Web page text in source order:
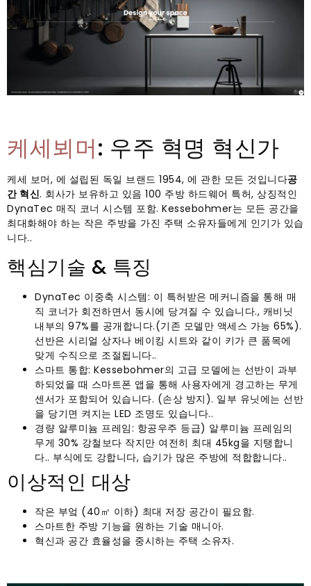
케세뵈머: 우주 혁명 혁신가
케세 보머, 에 설립된 독일 브랜드 1954, 에 관한 모든 것입니다공
간 혁신. 회사가 보유하고 있음 100 주방 하드웨어 특허, 상징적인
DynaTec 매직 코너 시스템 포함. Kessebohmer는 모든 공간을
최대화해야 하는 작은 주방을 가진 주택 소유자들에게 인기가 있습
니다..
핵심기술 & 특징
DynaTec 이중축 시스템: 이 특허받은 메커니즘을 통해 매
직 코너가 회전하면서 동시에 당겨질 수 있습니다., 캐비닛
내부의 97%를 공개합니다.(기존 모델만 액세스 가능 65%).
선반은 시리얼 상자나 베이킹 시트와 같이 키가 큰 품목에
맞게 수직으로 조절됩니다..
스마트 통합: Kessebohmer의 고급 모델에는 선반이 과부
하되었을 때 스마트폰 앱을 통해 사용자에게 경고하는 무게
센서가 포함되어 있습니다. (손상 방지). 일부 유닛에는 선반
을 당기면 켜지는 LED 조명도 있습니다..
경량 알루미늄 프레임: 항공우주 등급) 알루미늄 프레임의
무게 30% 강철보다 작지만 여전히 최대 45kg을 지탱합니
다.. 부식에도 강합니다, 습기가 많은 주방에 적합합니다..
이상적인 대상
작은 부엌 (40㎡ 이하) 최대 저장 공간이 필요함.
스마트한 주방 기능을 원하는 기술 매니아.
혁신과 공간 효율성을 중시하는 주택 소유자.